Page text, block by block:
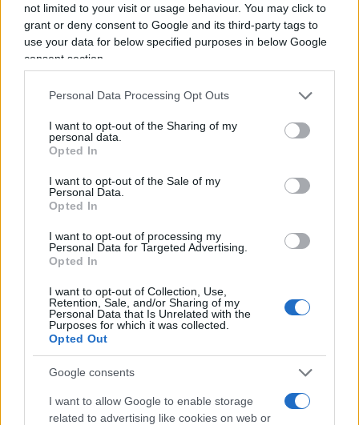
not limited to your visit or usage behaviour. You may click to
grant or deny consent to Google and its third-party tags to
use your data for below specified purposes in below Google
consent section.
Personal Data Processing Opt Outs
I want to opt-out of the Sharing of my
personal data.
Opted In
I want to opt-out of the Sale of my
Personal Data.
Opted In
I want to opt-out of processing my
Personal Data for Targeted Advertising.
Opted In
I want to opt-out of Collection, Use,
Retention, Sale, and/or Sharing of my
Personal Data that Is Unrelated with the
Purposes for which it was collected.
Opted Out
Google consents
I want to allow Google to enable storage
related to advertising like cookies on web or
Alcuni media Usa, da Fox News a Breitbart News,
raccontano cheWeinstein nel 1998 pagò parte
delle spese legali di Bill per difendersi nel Sexgate
e la loro Fondazione ottenne 250.000 $. Ne
vedremo delle belle. Ora toccherà a Trump.
4 “I falchi dei Paesi dell’Est corteggiano
Sostengo che se vuoi capire dove va il mondo devi
capire i Paesi già dell’Impero austroungarico.
Sono quelli che hanno avuto la sventura di
conoscere sulla loro pelle il nazismo, il
5 “Xi al Congresso del PCC: l’economia si aprirà
sempre di più”
E ci credo, altri cinque anni di globalizzazione
selvaggia ed è fatta.